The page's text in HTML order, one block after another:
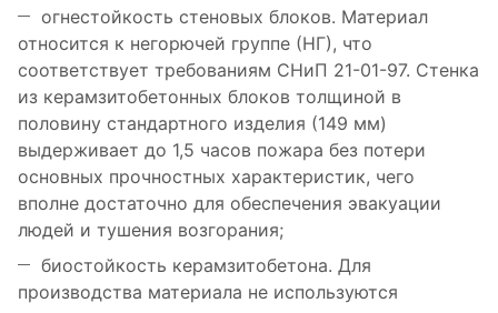
огнестойкость стеновых блоков. Материал
относится к негорючей группе (НГ), что
соответствует требованиям СНиП 21-01-97. Стенка
из керамзитобетонных блоков толщиной в
половину стандартного изделия (149 мм)
выдерживает до 1,5 часов пожара без потери
основных прочностных характеристик, чего
вполне достаточно для обеспечения эвакуации
людей и тушения возгорания;
биостойкость керамзитобетона. Для
производства материала не используются